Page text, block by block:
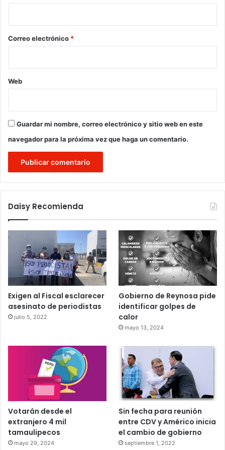
*
Correo electrónico *
Web
Guardar mi nombre, correo electrónico y sitio web en este
navegador para la próxima vez que haga un comentario.
Daisy Recomienda
Exigen al Fiscal esclarecer
asesinato de periodistas
julio 5, 2022
Gobierno de Reynosa pide
identificar golpes de
calor
mayo 13, 2024
Votarán desde el
extranjero 4 mil
tamaulipecos
mayo 29, 2024
Sin fecha para reunión
entre CDV y Américo inicia
el cambio de gobierno
septiembre 1, 2022